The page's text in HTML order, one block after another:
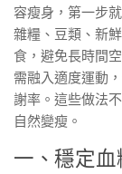
容瘦身，第一步
雜糧、豆類、新
食，避免長時間
需融入適度運動
謝率。這些做法
自然變瘦。
一、穩定